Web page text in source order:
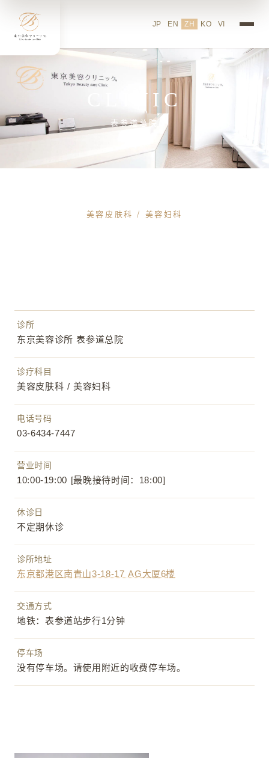
东京美容诊所表参道分院介绍
JP EN ZH KO VI
CLINIC
表参道总院
美容皮肤科 / 美容妇科
诊所
东京美容诊所 表参道总院
诊疗科目
美容皮肤科 / 美容妇科
电话号码
03-6434-7447
营业时间
10:00-19:00 [最晚接待时间：18:00]
休诊日
不定期休诊
诊所地址
东京都港区南青山3-18-17 AG大厦6楼
交通方式
地铁：表参道站步行1分钟
停车场
没有停车场。请使用附近的收费停车场。